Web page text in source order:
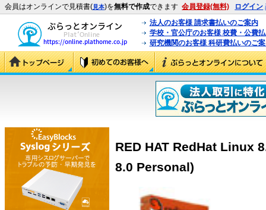
会員はオンラインで見積書(見本)を無料で作成できます 会員登録(無料) ログイン
法人のお客様 請求書払いのご案内
学校・官公庁のお客様 校費・公費
研究機関のお客様 科研費払いのご
RED HAT RedHat Linux
8.0 Personal)